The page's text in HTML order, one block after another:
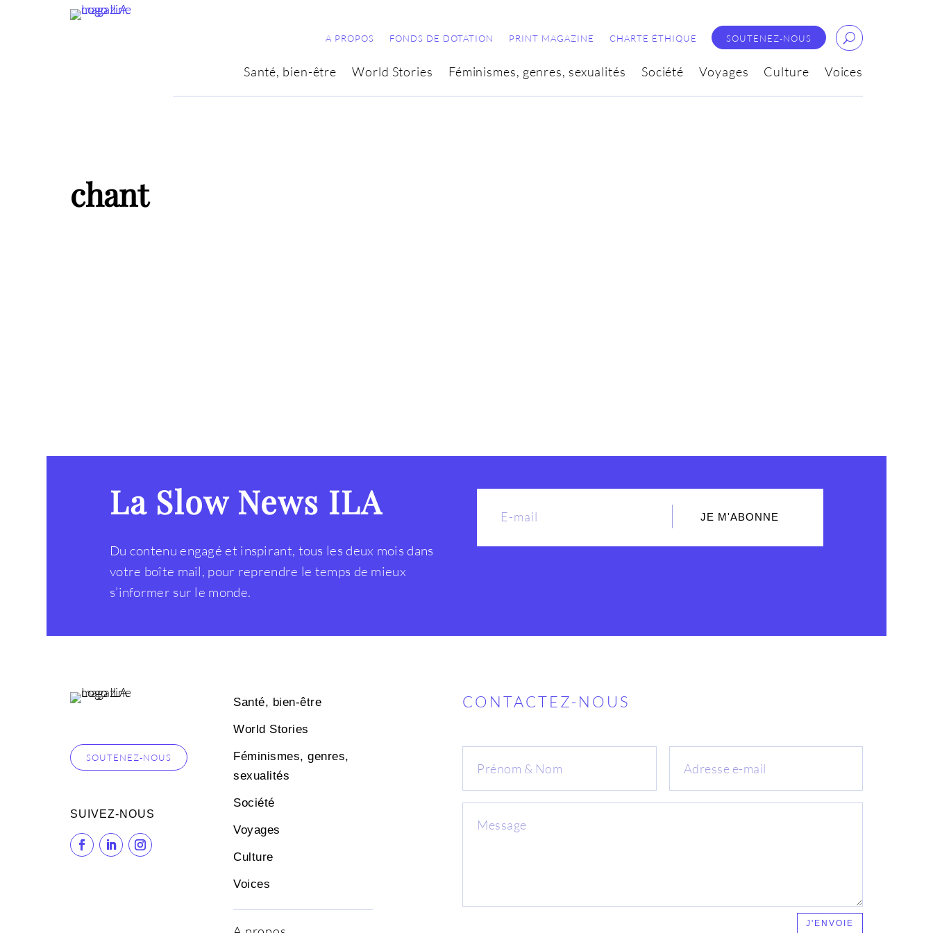
A PROPOS FONDS DE DOTATION PRINT MAGAZINE CHARTE ÉTHIQUE SOUTENEZ-NOUS
Santé, bien-être World Stories Féminismes, genres, sexualités Société Voyages Culture Voices
chant
La Slow News ILA
Du contenu engagé et inspirant, tous les deux mois dans
votre boîte mail, pour reprendre le temps de mieux
s’informer sur le monde.
JE M'ABONNE
SOUTENEZ-NOUS
SUIVEZ-NOUS
Santé, bien-être
World Stories
Féminismes, genres,
sexualités
Société
Voyages
Culture
Voices
CONTACTEZ-NOUS
J'ENVOIE